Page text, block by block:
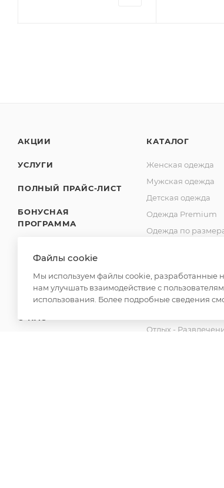
АКЦИИ
УСЛУГИ
ПОЛНЫЙ ПРАЙС-ЛИСТ
БОНУСНАЯ
ПРОГРАММА
ОПЛАТА
О НАС
КАТАЛОГ
Женская одежда
Мужская одежда
Детская одежда
Одежда Premium
Одежда по
Спецодежда
Товары для бани
Отдых -
Файлы cookie
Мы используем файлы cookie, разработанные
нам улучшать взаимодействие с
использования. Более подробные сведения